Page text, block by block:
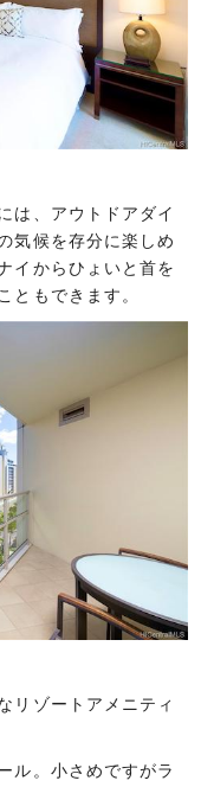
は、アウトドアダイ
気候を存分に楽しめ
イからひょいと首を
ともできます。
リゾートアメニティ
ル。小さめですがラ